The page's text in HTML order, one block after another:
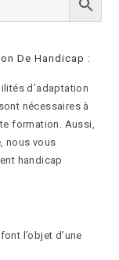
De Handicap :
d’adaptation
nécessaires à
formation. Aussi,
nous vous
handicap
l’objet d’une